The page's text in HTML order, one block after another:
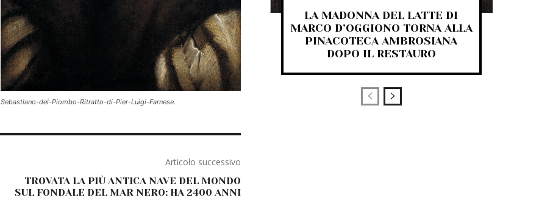
Sebastiano-del-Piombo-Ritratto-di-Pier-Luigi-Farnese.
Articolo successivo
TROVATA LA PIÙ ANTICA NAVE DEL MONDO
SUL FONDALE DEL MAR NERO: HA 2400 ANNI
LA MADONNA DEL LATTE DI
MARCO D’OGGIONO TORNA ALLA
PINACOTECA AMBROSIANA
DOPO IL RESTAURO